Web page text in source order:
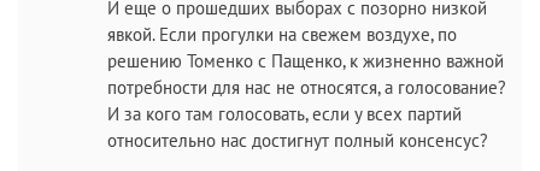
И еще о прошедших выборах с позорно низкой
явкой. Если прогулки на свежем воздухе, по
решению Томенко с Пащенко, к жизненно важной
потребности для нас не относятся, а голосование?
И за кого там голосовать, если у всех партий
относительно нас достигнут полный консенсус?